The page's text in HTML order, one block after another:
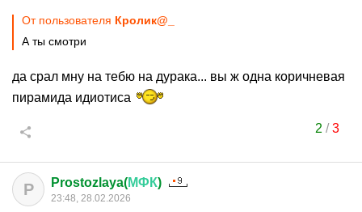
От пользователя Кролик@_
А ты смотри
да срал мну на тебю на дурака... вы ж одна коричневая
пирамида идиотиса
2 /3
P Prostozlaya(МФК)
23:48, 28.02.2026